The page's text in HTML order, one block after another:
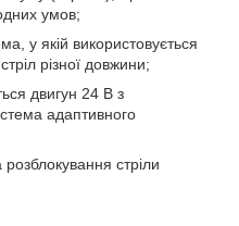
умов;
у якій використовується
різної довжини;
двигун 24 В з
адаптивного
стріли